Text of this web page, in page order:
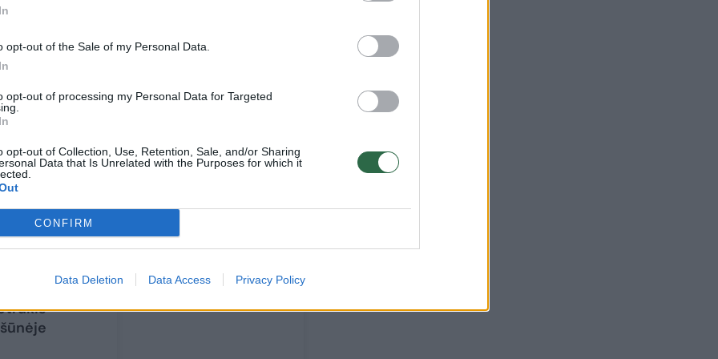
opt-out of the Sale of my Personal Data.
opt-out of processing my Personal Data for Targeted
opt-out of Collection, Use, Retention, Sale, and/or Sharing
Data that Is Unrelated with the Purposes for which it
CONFIRM
Data Deletion Data Access Privacy Policy
įmuštų bei praleistų įvarčių
turo